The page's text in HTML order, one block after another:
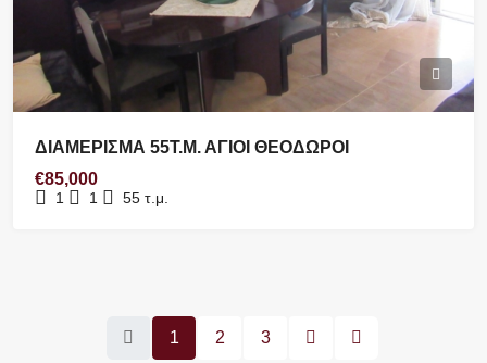
ΔΙΑΜΕΡΙΣΜΑ 55Τ.Μ. ΑΓΙΟΙ ΘΕΟΔΩΡΟΙ
€85,000
1 1 55 τ.μ.
1 2 3